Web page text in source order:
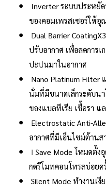
Inverter ระบบประหยั
ของคอมเพรสเซอร์ให้
Dual Barrier
ปรับอากาศ เพื่อลดการ
ปะปนมาในอากาศ
Nano Platinum
นั่มที่มีขนาดเล็กระดับนา
ของแบลทีเรีย เชื้อรา แ
Electrostatic Anti-
อากาศที่มีเอ็นไซม์ต้าน
I Save Mode โหมดตั้ง
กดรีโมทคอนโทรลบ่อยค
Silent Mode ทำงานเงี